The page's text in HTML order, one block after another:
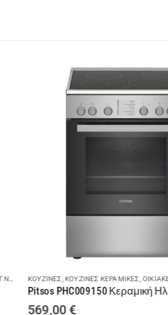
ΚΟΥΖΊΝΕΣ,ΚΟΥΖΊΝΕΣ ΚΕΡΑΜΙΚΈΣ,ΟΙΚΙΑΚΈΣ
569,00€